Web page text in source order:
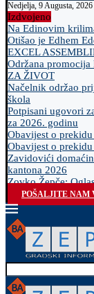
Nedjelja, 9 Augusta, 2026
Izdvojeno
Na Edinovim
Otišao je Edhem
EXCEL
Održana
ZA ŽIVOT
Načelnik održao
škola
Potpisani ugovori
za 2026. godinu
Obavijest o
Obavijest o
Zavidovići
kantona 2026
Zovko Žepče:
POŠALJITE NAM